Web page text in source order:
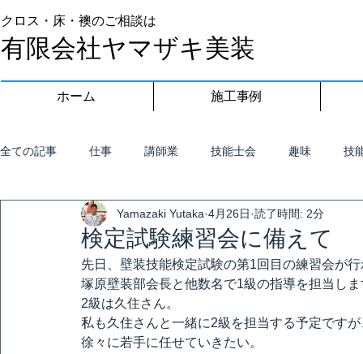
クロス・床・襖のご相談は
有限会社ヤマザキ美装
ホーム 施工事例
全ての記事 仕事 講師業 技能士会 趣味 技
検定試験練習会に備えて
Yamazaki Yutaka 4月26日 読了時間: 2分
先日、壁装技能検定試験の第1回目の練習会が
塚原壁装部会長と他数名で1級の指導を担当し
2級は久住さん。
私も久住さんと一緒に2級を担当する予定です
徐々に若手に任せていきたい。